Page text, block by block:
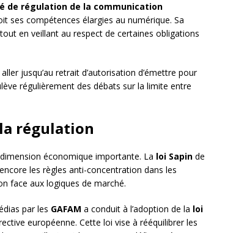
de régulation de la communication
ses compétences élargies au numérique. Sa
en veillant au respect de certaines obligations
jusqu’au retrait d’autorisation d’émettre pour
régulièrement des débats sur la limite entre
régulation
économique importante. La loi Sapin de
les règles anti-concentration dans les
face aux logiques de marché.
par les GAFAM a conduit à l’adoption de la loi
européenne. Cette loi vise à rééquilibrer les